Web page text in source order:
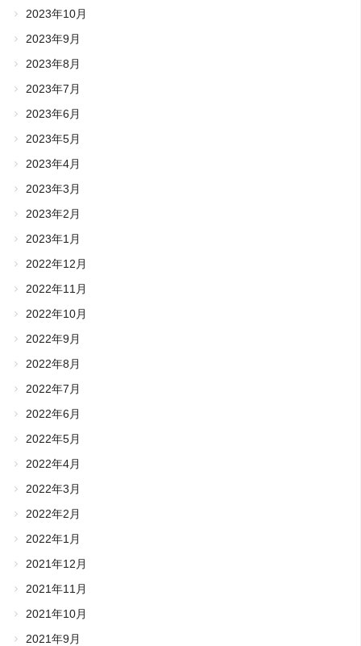
2023年10月
2023年9月
2023年8月
2023年7月
2023年6月
2023年5月
2023年4月
2023年3月
2023年2月
2023年1月
2022年12月
2022年11月
2022年10月
2022年9月
2022年8月
2022年7月
2022年6月
2022年5月
2022年4月
2022年3月
2022年2月
2022年1月
2021年12月
2021年11月
2021年10月
2021年9月